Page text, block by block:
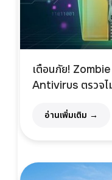
เตือนภัย!
Antivirus ตรวจไ
อ่านเพิ่มเติม →